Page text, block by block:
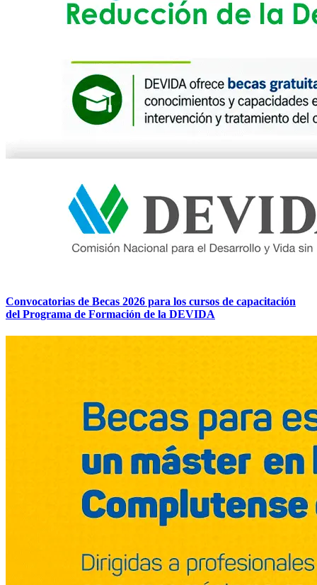
Convocatorias de Becas 2026 para los cursos de capacitación
del Programa de Formación de la DEVIDA